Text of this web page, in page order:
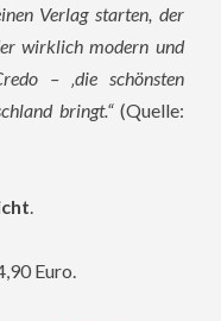
Verlag starten, der
wirklich modern und
– ‚die schönsten
bringt.“(Quelle:
Euro.